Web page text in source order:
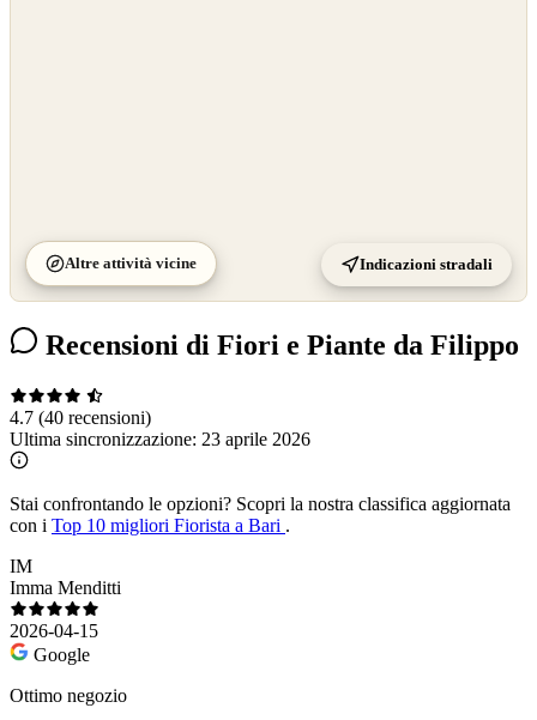
Altre attività vicine Indicazioni stradali
Recensioni di Fiori e Piante da Filippo
4.7 (40 recensioni)
Ultima sincronizzazione: 23 aprile 2026
Stai confrontando le opzioni? Scopri la nostra classifica aggiornata
con i Top 10 migliori Fiorista a Bari .
IM
Imma Menditti
2026-04-15
Google
Ottimo negozio